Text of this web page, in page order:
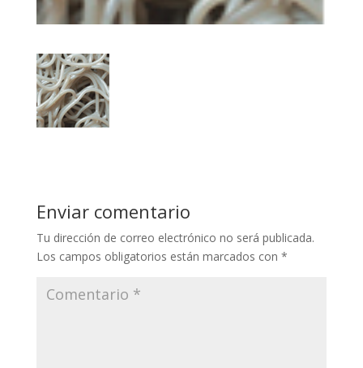
Enviar comentario
Tu dirección de correo electrónico no será publicada.
Los campos obligatorios están marcados con *